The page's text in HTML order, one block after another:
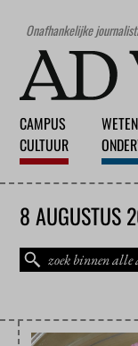
Onafhankelijke
CAMPUS
CULTUUR
8 AUGUSTUS